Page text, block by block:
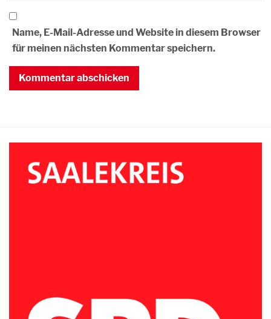
Name, E-Mail-Adresse und Website in diesem Browser
für meinen nächsten Kommentar speichern.